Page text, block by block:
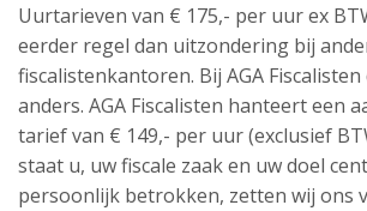
Uurtarieven van € 175,- per uur ex
eerder regel dan uitzondering bij
fiscalistenkantoren. Bij AGA
anders. AGA Fiscalisten hanteert een
tarief van € 149,- per uur (exclusief
staat u, uw fiscale zaak en uw doel
persoonlijk betrokken, zetten wij ons